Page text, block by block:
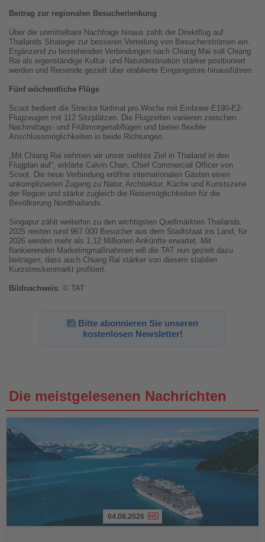
Beitrag zur regionalen Besucherlenkung
Über die unmittelbare Nachfrage hinaus zahlt der Direktflug auf
Thailands Strategie zur besseren Verteilung von Besucherströmen ein.
Ergänzend zu bestehenden Verbindungen nach Chiang Mai soll Chiang
Rai als eigenständige Kultur- und Naturdestination stärker positioniert
werden und Reisende gezielt über etablierte Eingangstore hinausführen.
Fünf wöchentliche Flüge
Scoot bedient die Strecke fünfmal pro Woche mit Embraer-E190-E2-
Flugzeugen mit 112 Sitzplätzen. Die Flugzeiten variieren zwischen
Nachmittags- und Frühmorgenabflügen und bieten flexible
Anschlussmöglichkeiten in beide Richtungen.
„Mit Chiang Rai nehmen wir unser siebtes Ziel in Thailand in den
Flugplan auf“, erklärte Calvin Chan, Chief Commercial Officer von
Scoot. Die neue Verbindung eröffne internationalen Gästen einen
unkomplizierten Zugang zu Natur, Architektur, Küche und Kunstszene
der Region und stärke zugleich die Reisemöglichkeiten für die
Bevölkerung Nordthailands.
Singapur zählt weiterhin zu den wichtigsten Quellmärkten Thailands.
2025 reisten rund 967.000 Besucher aus dem Stadtstaat ins Land, für
2026 werden mehr als 1,12 Millionen Ankünfte erwartet. Mit
flankierenden Marketingmaßnahmen will die TAT nun gezielt dazu
beitragen, dass auch Chiang Rai stärker von diesem stabilen
Kurzstreckenmarkt profitiert.
Bildnachweis: © TAT
Bitte abonnieren Sie unseren
kostenlosen Newsletter!
Die meistgelesenen Nachrichten
04.08.2026